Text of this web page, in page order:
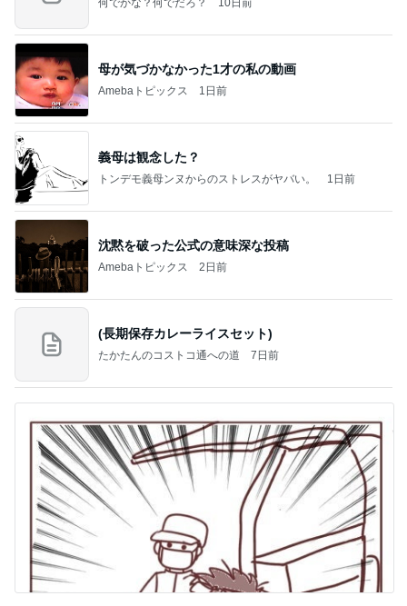
何でかな？何でだろ？ 10日前
母が気づかなかった1才の私の動画
Amebaトピックス 1日前
義母は観念した？
トンデモ義母ンヌからのストレスがヤバい。 1日前
沈黙を破った公式の意味深な投稿
Amebaトピックス 2日前
(長期保存カレーライスセット)
たかたんのコストコ通への道 7日前